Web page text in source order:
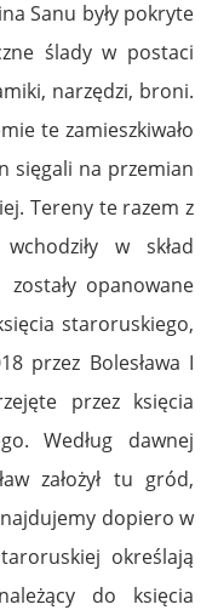
Sanu były pokryte
ślady w postaci
narzędzi, broni.
te zamieszkiwało
sięgali na przemian
Tereny te razem z
w skład
opanowane
staroruskiego,
przez Bolesława I
przez księcia
Według dawnej
założył tu gród,
dopiero w
określają
do księcia